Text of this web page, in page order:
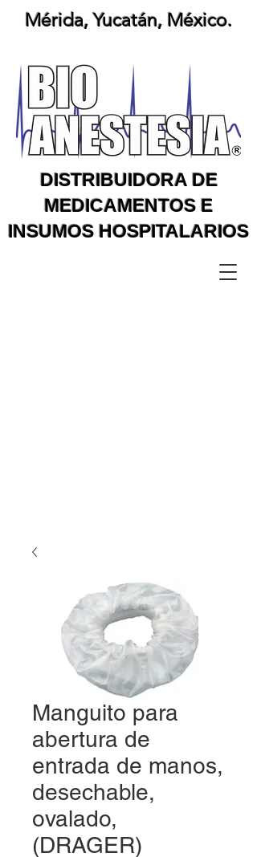
DISTRIBUIDORA DE
MEDICAMENTOS E
INSUMOS HOSPITALARIOS
Mérida, Yucatán, México.
Manguito para
abertura de
entrada de manos,
desechable,
ovalado,
(DRAGER)